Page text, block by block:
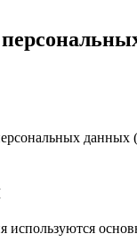
данных
используются